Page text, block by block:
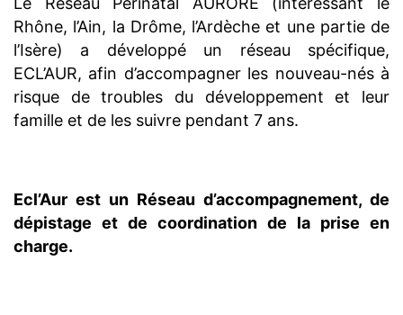
Rhône, l’Ain, la Drôme, l’Ardèche et une partie de
l’Isère) a développé un réseau spécifique,
ECL’AUR, afin d’accompagner les nouveau-nés à
risque de troubles du développement et leur
famille et de les suivre pendant 7 ans.
Ecl’Aur est un Réseau d’accompagnement, de
dépistage et de coordination de la prise en
charge.